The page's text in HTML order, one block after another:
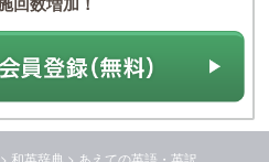
> 和英辞典 > あえての英語・英訳